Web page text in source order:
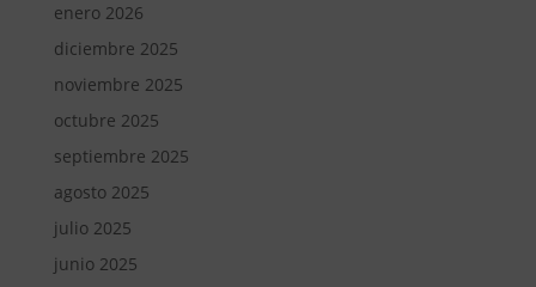
enero 2026
diciembre 2025
noviembre 2025
octubre 2025
septiembre 2025
agosto 2025
julio 2025
junio 2025